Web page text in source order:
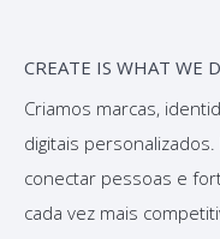
CREATE IS WHAT WE
Criamos marcas,
digitais
conectar pessoas e
cada vez mais